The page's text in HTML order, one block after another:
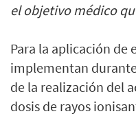
el objetivo médico
Para la aplicación de
implementan
de la realización del
dosis de rayos